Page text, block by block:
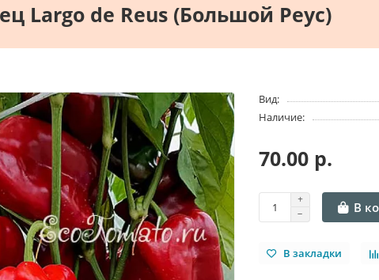
Largo de Reus (Большой Реус)
Вид:
Наличие:
70.00 р.
В
В закладки